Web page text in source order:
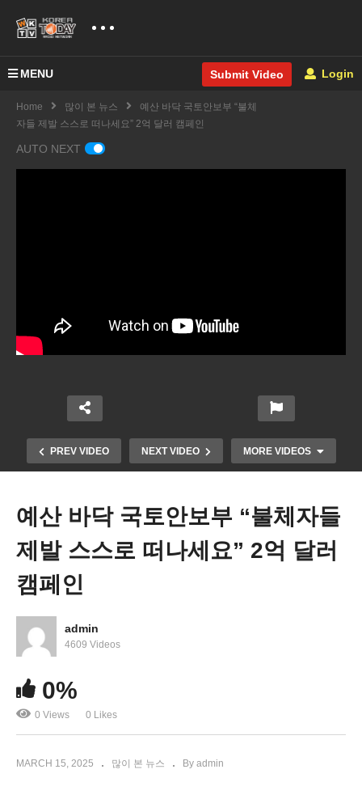
MENU Submit Video Login
Home 많이 본 뉴스
예산 바닥 국토안보부 “불체
자들 제발 스스로 떠나세요” 2억 달러 캠페인
AUTO NEXT
PREV VIDEO NEXT VIDEO MORE VIDEOS
‘보이콧 USA’ 미국산 불매운동 캐나다에 이어 유럽
으로 확산
예산 바닥 국토안보부 “불체자들
제발 스스로 떠나세요” 2억 달러
캠페인
admin
4609 Videos
0%
0 Views 0 Likes
MARCH 15, 2025 많이 본 뉴스 By admin